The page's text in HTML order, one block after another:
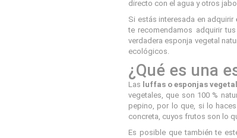
directo con el agua y otros
Si estás interesada en adquirir
te recomendamos adquirir
verdadera esponja vegetal
ecológicos.
¿Qué es una
Las luffas o esponjas
vegetales, que son 100 %
pepino, por lo que, si lo
concreta, cuyos frutos son lo
Es posible que también te